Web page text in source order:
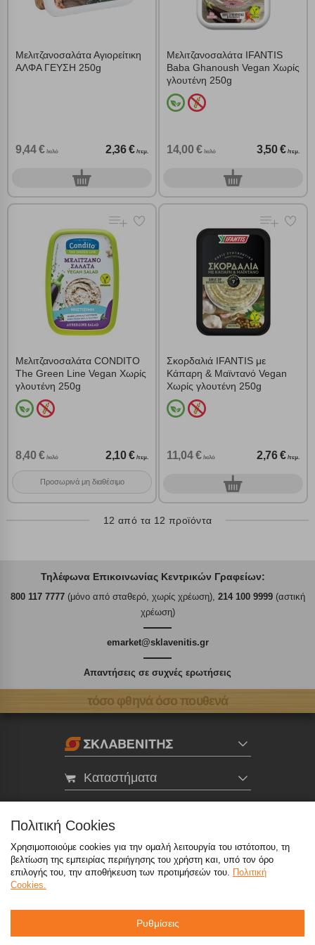
Μελιτζανοσαλάτα Αγιορείτικη
ΑΛΦΑ ΓΕΥΣΗ 250g
9,44 € /κιλό 2,36 € /τεμ.
0τεμ.
Μελιτζανοσαλάτα IFANTIS
Baba Ghanoush Vegan Χωρίς
γλουτένη 250g
14,00 € /κιλό 3,50 € /τεμ.
0τεμ.
Μελιτζανοσαλάτα CONDITO
The Green Line Vegan Χωρίς
γλουτένη 250g
8,40 € /κιλό 2,10 € /τεμ.
Προσωρινά μη διαθέσιμο
Σκορδαλιά IFANTIS με
Κάπαρη & Μαϊντανό Vegan
Χωρίς γλουτένη 250g
11,04 € /κιλό 2,76 € /τεμ.
0τεμ.
12 από τα 12 προϊόντα
Τηλέφωνα Επικοινωνίας Κεντρικών Γραφείων:
800 117 7777(μόνο από σταθερό, χωρίς χρέωση), 214 100 9999(αστική
χρέωση)
emarket@sklavenitis.gr
Απαντήσεις σε συχνές ερωτήσεις
τόσο φθηνά όσο πουθενά
Καταστήματα
800 117 7777 (μόνο από σταθερό, χωρίς χρέωση),
214 100 9999 (αστική χρέωση)
©2026 Όροι Χρήσης Πολιτική Απορρήτου
Πολιτική Cookies
Χρησιμοποιούμε cookies για την ομαλή λειτουργία του ιστότοπου, τη
βελτίωση της εμπειρίας περιήγησης του χρήστη και, υπό τον όρο
επιλογής του, την αποθήκευση των προτιμήσεών του. Πολιτική
Cookies.
Ρυθμίσεις